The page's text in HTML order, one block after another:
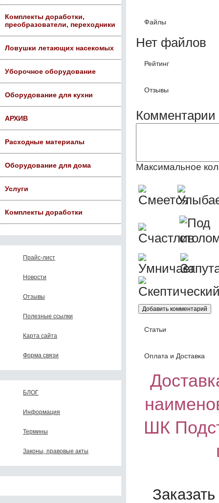
Комплекты доработки,
преобразователи, переходники
Ловушки летающих насекомых
Уборочное оборудование
Оборудование для кухни
АРХИВ
Расходные материалы
Оборудование для дома
Услуги
Комплекты доработки
Прайс-лист
Новости
Отзывы
Полезные ссылки
Карта сайта
Форма связи
БЛОГ
Информация
Термины
Законы, правовые акты
Файлы
Нет файлов
Рейтинг
Отзывы
Комментарии
Максимальное
Статьи
Оплата и Доставка
ШК